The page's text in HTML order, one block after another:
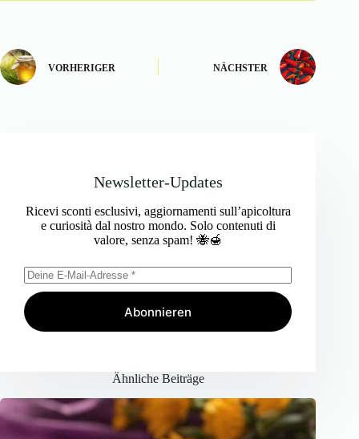
VORHERIGER NÄCHSTER
Newsletter-Updates
Ricevi sconti esclusivi, aggiornamenti sull’apicoltura
e curiosità dal nostro mondo. Solo contenuti di
valore, senza spam! 🐝🍯
Abonnieren
Ähnliche Beiträge